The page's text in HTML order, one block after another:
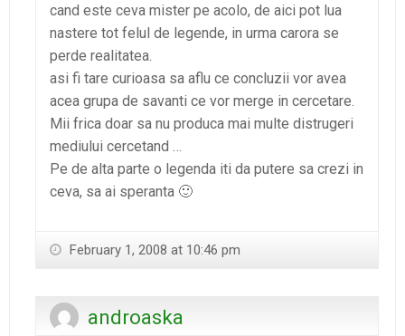
cand este ceva mister pe acolo, de aici pot lua
nastere tot felul de legende, in urma carora se
perde realitatea.
asi fi tare curioasa sa aflu ce concluzii vor avea
acea grupa de savanti ce vor merge in cercetare.
Mii frica doar sa nu produca mai multe distrugeri
mediului cercetand …
Pe de alta parte o legenda iti da putere sa crezi in
ceva, sa ai speranta 🙂
February 1, 2008 at 10:46 pm
androaska